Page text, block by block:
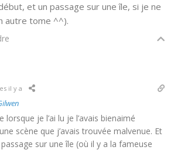
et un passage sur une île, si je ne
autre tome ^^).
il y a
lorsque je l’ai lu je l’avais bienaimé
scène que j’avais trouvée malvenue. Et
sur une île (où il y a la fameuse